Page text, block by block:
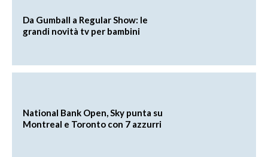
Da Gumball a Regular Show: le
grandi novità tv per bambini
National Bank Open, Sky punta su
Montreal e Toronto con 7 azzurri